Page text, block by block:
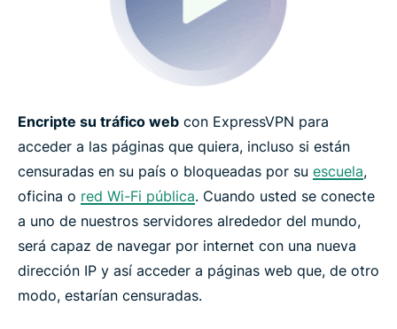
Encripte su tráfico web con ExpressVPN para
acceder a las páginas que quiera, incluso si están
censuradas en su país o bloqueadas por su escuela,
oficina o red Wi-Fi pública. Cuando usted se conecte
a uno de nuestros servidores alrededor del mundo,
será capaz de navegar por internet con una nueva
dirección IP y así acceder a páginas web que, de otro
modo, estarían censuradas.